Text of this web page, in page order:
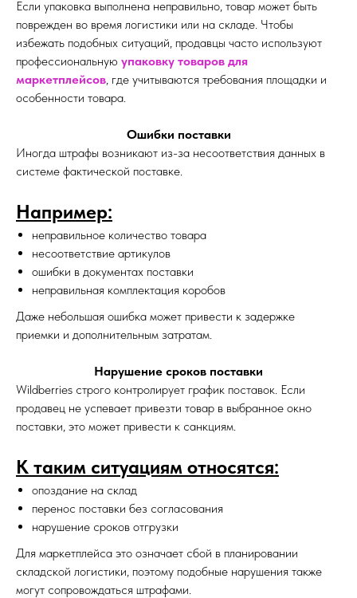
Если упаковка выполнена неправильно, товар может быть
поврежден во время логистики или на складе. Чтобы
избежать подобных ситуаций, продавцы часто используют
профессиональную упаковку товаров для
маркетплейсов , где учитываются требования площадки и
особенности товара.
Ошибки поставки
Иногда штрафы возникают из-за несоответствия данных в
системе фактической поставке.
Например:
неправильное количество товара
несоответствие артикулов
ошибки в документах поставки
неправильная комплектация коробов
Даже небольшая ошибка может привести к задержке
приемки и дополнительным затратам.
Нарушение сроков поставки
Wildberries строго контролирует график поставок. Если
продавец не успевает привезти товар в выбранное окно
поставки, это может привести к санкциям.
К таким ситуациям относятся:
опоздание на склад
перенос поставки без согласования
нарушение сроков отгрузки
Для маркетплейса это означает сбой в планировании
складской логистики, поэтому подобные нарушения также
могут сопровождаться штрафами.